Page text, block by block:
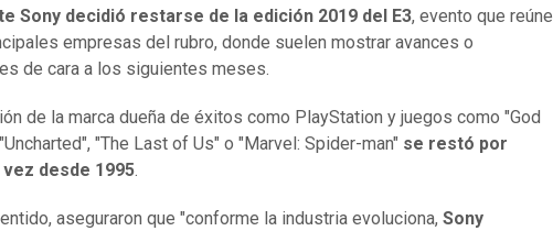
Sony decidió restarse de la edición 2019 del E3, evento que reúne
empresas del rubro, donde suelen mostrar avances o
de cara a los siguientes meses.
de la marca dueña de éxitos como PlayStation y juegos como "God
"The Last of Us" o "Marvel: Spider-man" se restó por
desde 1995.
aseguraron que "conforme la industria evoluciona, Sony